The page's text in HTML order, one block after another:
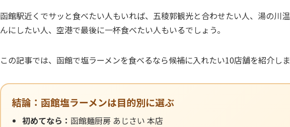
函館駅近くでサッと食べたい人もいれば、五稜郭観光と合わせたい人、湯の川
んにしたい人、空港で最後に一杯食べたい人もいるでしょう。
この記事では、函館で塩ラーメンを食べるなら候補に入れたい10店舗を紹介し
結論：函館塩ラーメンは目的別に選ぶ
初めてなら： 函館麺厨房 あじさい 本店